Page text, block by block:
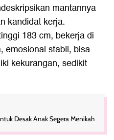
mantannya
kandidat kerja.
183 cm, bekerja di
emosional stabil, bisa
kekurangan, sedikit
Desak Anak Segera Menikah